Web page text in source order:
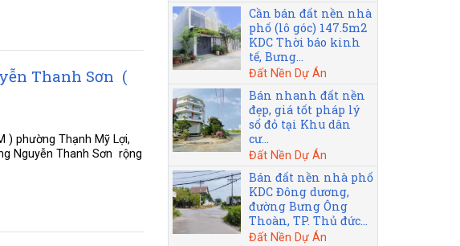
Thanh Sơn (
) phường Thạnh Mỹ Lợi,
Nguyễn Thanh Sơn rộng
Cần bán đất nền nhà
phố (lô góc) 147.5m2
KDC Thời báo kinh
tế, Bưng...
Đất Nền Dự Án
Bán nhanh đất nền
đẹp, giá tốt pháp lý
sổ đỏ tại Khu dân
cư...
Đất Nền Dự Án
Bán đất nền nhà phố
KDC Đông dương,
đường Bưng Ông
Thoàn, TP. Thủ đức...
Đất Nền Dự Án